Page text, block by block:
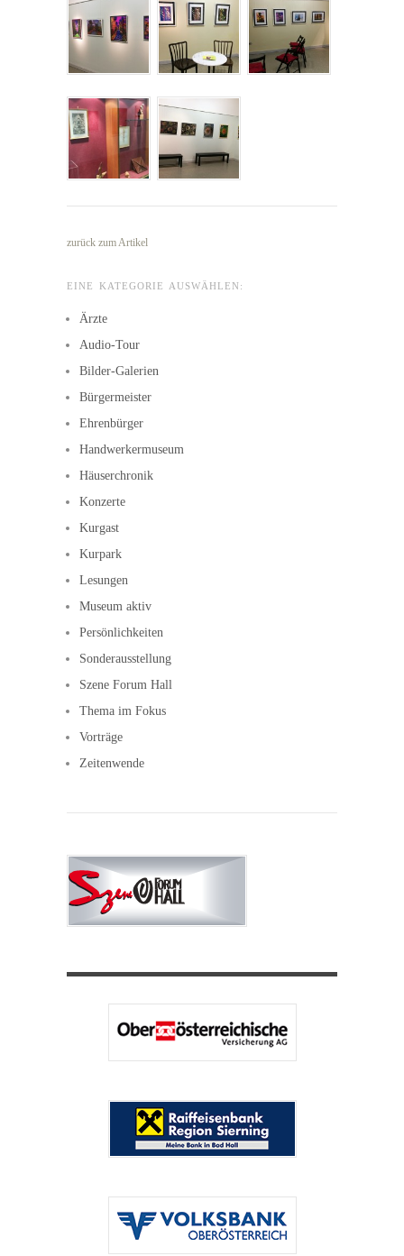
zurück zum Artikel
EINE KATEGORIE AUSWÄHLEN:
Ärzte
Audio-Tour
Bilder-Galerien
Bürgermeister
Ehrenbürger
Handwerkermuseum
Häuserchronik
Konzerte
Kurgast
Kurpark
Lesungen
Museum aktiv
Persönlichkeiten
Sonderausstellung
Szene Forum Hall
Thema im Fokus
Vorträge
Zeitenwende